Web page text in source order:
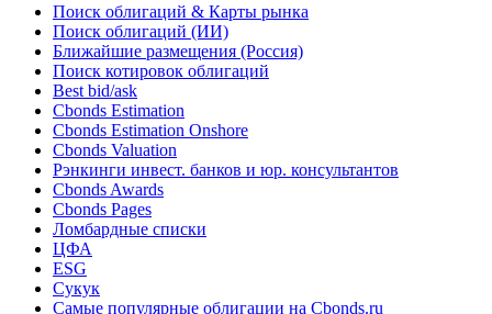
Поиск облигаций & Карты рынка
Поиск облигаций (ИИ)
Ближайшие размещения (Россия)
Поиск котировок облигаций
Best bid/ask
Cbonds Estimation
Cbonds Estimation Onshore
Cbonds Valuation
Рэнкинги инвест. банков и юр. консультантов
Cbonds Awards
Cbonds Pages
Ломбардные списки
ЦФА
ESG
Сукук
Самые популярные облигации на Cbonds.ru